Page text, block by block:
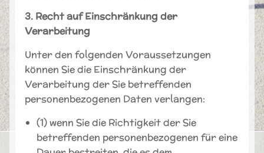
3. Recht auf Einschränkung der
Verarbeitung
Unter den folgenden Voraussetzungen
können Sie die Einschränkung der
Verarbeitung der Sie betreffenden
personenbezogenen Daten verlangen:
(1) wenn Sie die Richtigkeit der Sie
betreffenden personenbezogenen für eine